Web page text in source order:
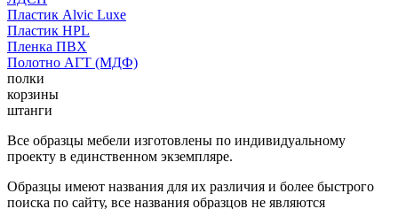
Пластик Alvic Luxe
Пластик HPL
Пленка ПВХ
Полотно АГТ (МДФ)
полки
корзины
штанги
Все образцы мебели изготовлены по индивидуальному
проекту в единственном экземпляре.
Образцы имеют названия для их различия и более быстрого
поиска по сайту, все названия образцов не являются